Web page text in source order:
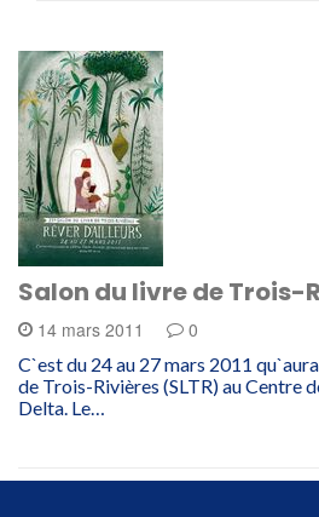
Salon du livre de Trois-
14 mars 2011 0
C`est du 24 au 27 mars 2011
de Trois-Rivières (SLTR) au Centre
Delta. Le…